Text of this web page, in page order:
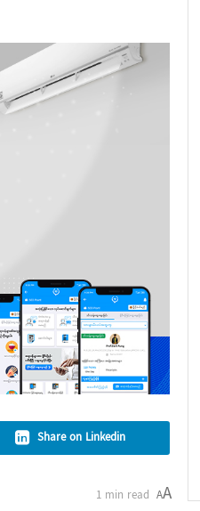
Share on Linkedin
1 min read AA